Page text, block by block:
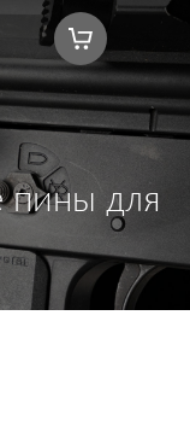
пины для